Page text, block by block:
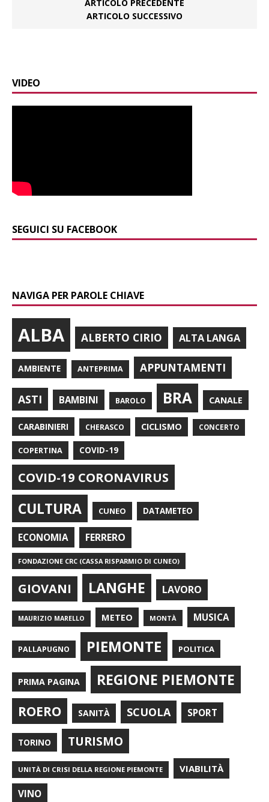
ARTICOLO PRECEDENTE
ARTICOLO SUCCESSIVO
VIDEO
SEGUICI SU FACEBOOK
NAVIGA PER PAROLE CHIAVE
ALBA ALBERTO CIRIO ALTA LANGA
AMBIENTE ANTEPRIMA APPUNTAMENTI
ASTI BAMBINI BAROLO BRA CANALE
CARABINIERI CHERASCO CICLISMO CONCERTO
COPERTINA COVID-19
COVID-19 CORONAVIRUS
CULTURA CUNEO DATAMETEO
ECONOMIA FERRERO
FONDAZIONE CRC (CASSA RISPARMIO DI CUNEO)
GIOVANI LANGHE LAVORO
MAURIZIO MARELLO METEO MONTÀ MUSICA
PALLAPUGNO PIEMONTE POLITICA
PRIMA PAGINA REGIONE PIEMONTE
ROERO SANITÀ SCUOLA SPORT
TORINO TURISMO
UNITÀ DI CRISI DELLA REGIONE PIEMONTE VIABILITÀ
VINO